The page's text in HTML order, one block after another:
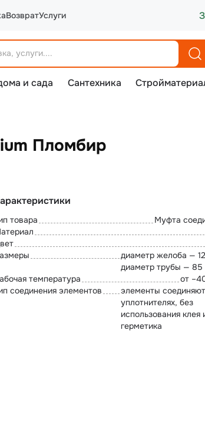
ВозвратУслуги
и сада Сантехника
Пломбир
товара
Муфта
диаметр желоба —
диаметр трубы —
температура
от
соединения элементов
элементы
уплотнителях, без
использования клея
герметика